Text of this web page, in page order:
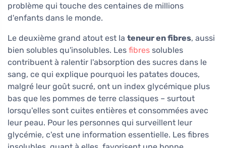
problème qui touche des centaines de millions
d'enfants dans le monde.
Le deuxième grand atout est la teneur en fibres, aussi
bien solubles qu'insolubles. Les fibres solubles
contribuent à ralentir l'absorption des sucres dans le
sang, ce qui explique pourquoi les patates douces,
malgré leur goût sucré, ont un index glycémique plus
bas que les pommes de terre classiques – surtout
lorsqu'elles sont cuites entières et consommées avec
leur peau. Pour les personnes qui surveillent leur
glycémie, c'est une information essentielle. Les fibres